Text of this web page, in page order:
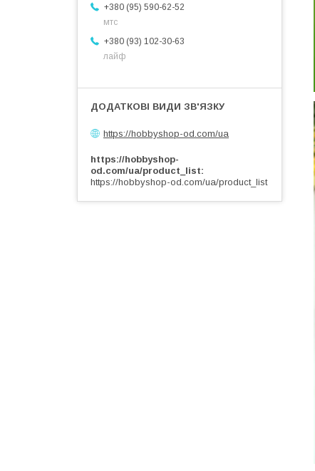
+380 (95) 590-62-52
мтс
+380 (93) 102-30-63
лайф
https://hobbyshop-od.com/ua
https://hobbyshop-
od.com/ua/product_list
https://hobbyshop-od.com/ua/product_list